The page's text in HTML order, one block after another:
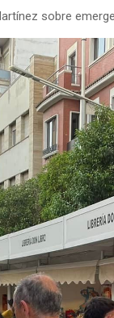
sobre